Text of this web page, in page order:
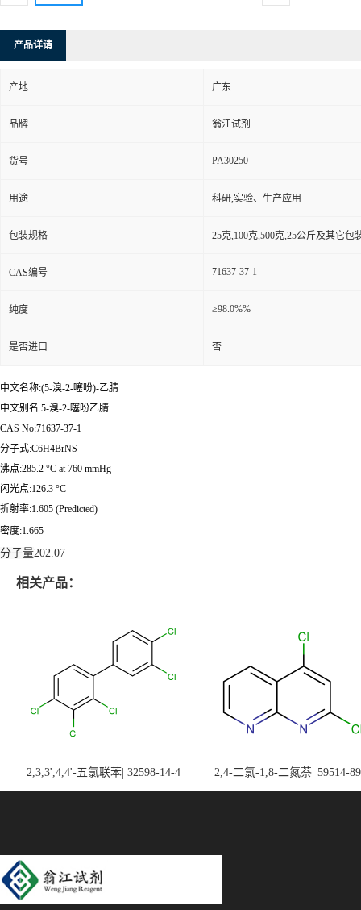
产品详请
产地 广东
品牌 翁江试剂
货号 PA30250
用途 科研,实验、生产应用
包装规格 25克,100克,500克,25公斤及其它包
CAS编号 71637-37-1
纯度 ≥98.0%%
是否进口 否
中文名称:(5-溴-2-噻吩)-乙腈
中文别名:5-溴-2-噻吩乙腈
CAS No:71637-37-1
分子式:C6H4BrNS
沸点:285.2 °C at 760 mmHg
闪光点:126.3 °C
折射率:1.605 (Predicted)
密度:1.665
分子量202.07
相关产品：
2,3,3',4,4'-五氯联苯| 32598-14-4 2,4-二氯-1,8-二氮萘| 59514-